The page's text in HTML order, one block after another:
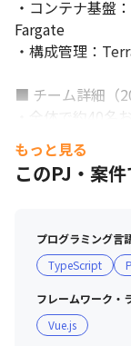
・コンテナ基盤
Fargate
・構成管理：
■ チーム詳細（
・全体で約40名
フォーム部の3つ
・サービス開発
で、入社した際
帯を設けながら
■ 現場・社員の
・3カ月のオン
∟当社はバリュ
もっと見る
このPJ・案
プログラミング言
TypeScript
フレームワーク・
Vue.js